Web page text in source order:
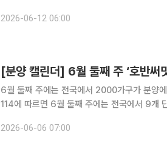
자 발표는 경기 남양주시 ‘왕숙아테라(공공분양
2026-06-12 06:00
[분양 캘린더] 6월 둘째 주 ‘호반
6월 둘째 주에는 전국에서 2000가구가 분양에 나선다. ◇청약 단지(9곳) 부동산
114에 따르면 6월 둘째 주에는 전국에서 9개
충북 영동군 ‘영동황간(통합공공임대)’ 등이 청약
2026-06-06 07:00